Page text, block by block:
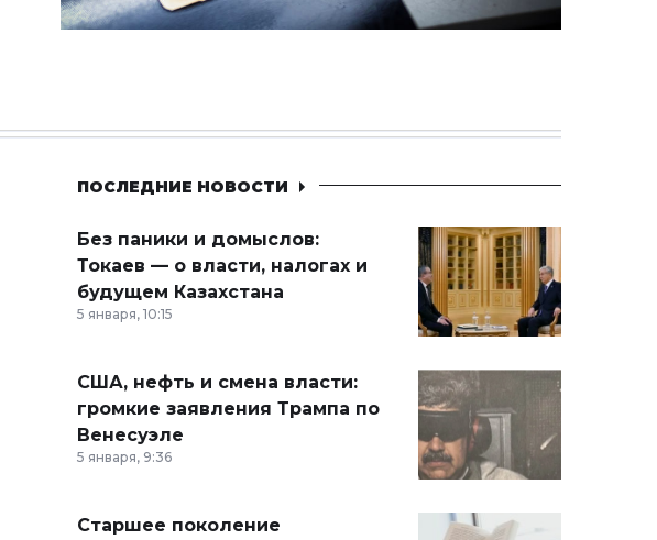
ПОСЛЕДНИЕ НОВОСТИ
Без паники и домыслов:
Токаев — о власти, налогах и
будущем Казахстана
5 января, 10:15
США, нефть и смена власти:
громкие заявления Трампа по
Венесуэле
5 января, 9:36
Старшее поколение